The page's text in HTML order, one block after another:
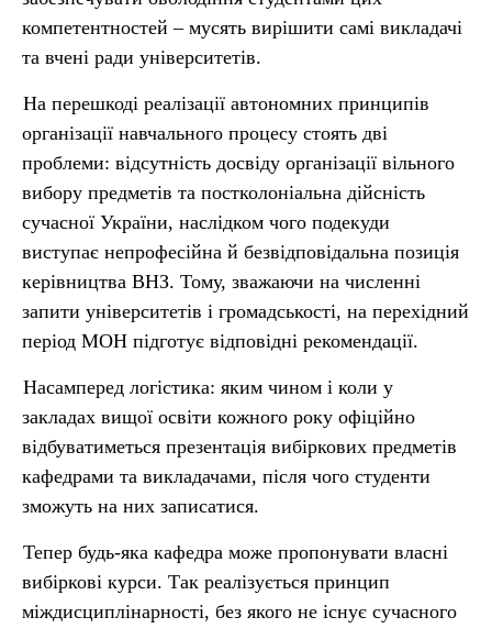
компетентностей – мусять вирішити самі викладачі
та вчені ради університетів.
На перешкоді реалізації автономних принципів
організації навчального процесу стоять дві
проблеми: відсутність досвіду організації вільного
вибору предметів та постколоніальна дійсність
сучасної України, наслідком чого подекуди
виступає непрофесійна й безвідповідальна позиція
керівництва ВНЗ. Тому, зважаючи на численні
запити університетів і громадськості, на перехідний
період МОН підготує відповідні рекомендації.
Насамперед логістика: яким чином і коли у
закладах вищої освіти кожного року офіційно
відбуватиметься презентація вибіркових предметів
кафедрами та викладачами, після чого студенти
зможуть на них записатися.
Тепер будь-яка кафедра може пропонувати власні
вибіркові курси. Так реалізується принцип
міждисциплінарності, без якого не існує сучасного